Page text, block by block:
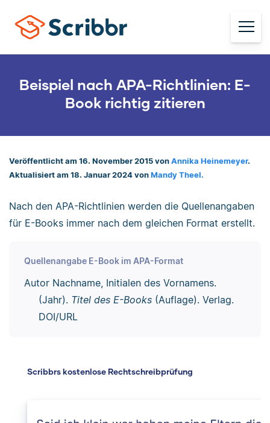
Beispiel nach APA-Richtlinien: E-
Book richtig zitieren
Veröffentlicht am 16. November 2015 von Annika Heinemeyer.
Aktualisiert am 18. Januar 2024 von Mandy Theel.
Nach den APA-Richtlinien werden die Quellenangaben
für E-Books immer nach dem gleichen Format erstellt.
Quellenangabe E-Book im APA-Format
Autor Nachname, Initialen des Vornamens.
(Jahr). Titel des E-Books(Auflage). Verlag.
DOI/URL
Scribbrs kostenlose Rechtschreibprüfung